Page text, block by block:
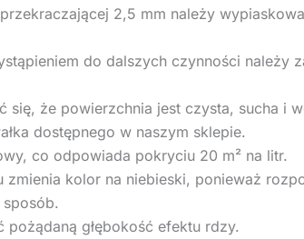
2,5 mm należy
do dalszych czynności należy
się, że powierzchnia jest czysta, sucha i
dostępnego w naszym sklepie.
co odpowiada pokryciu 20 m² na litr.
kolor na niebieski, ponieważ
głębokość efektu rdzy.